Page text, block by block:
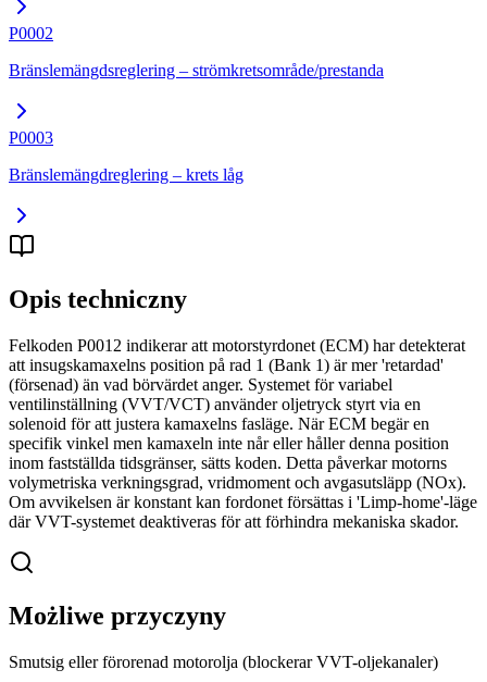
P0002
Bränslemängdsreglering – strömkretsområde/prestanda
P0003
Bränslemängdreglering – krets låg
Opis techniczny
Felkoden P0012 indikerar att motorstyrdonet (ECM) har detekterat
att insugskamaxelns position på rad 1 (Bank 1) är mer 'retardad'
(försenad) än vad börvärdet anger. Systemet för variabel
ventilinställning (VVT/VCT) använder oljetryck styrt via en
solenoid för att justera kamaxelns fasläge. När ECM begär en
specifik vinkel men kamaxeln inte når eller håller denna position
inom fastställda tidsgränser, sätts koden. Detta påverkar motorns
volymetriska verkningsgrad, vridmoment och avgasutsläpp (NOx).
Om avvikelsen är konstant kan fordonet försättas i 'Limp-home'-läge
där VVT-systemet deaktiveras för att förhindra mekaniska skador.
Możliwe przyczyny
Smutsig eller förorenad motorolja (blockerar VVT-oljekanaler)